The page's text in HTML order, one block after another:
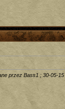
przez Bass1 ; 30-05-